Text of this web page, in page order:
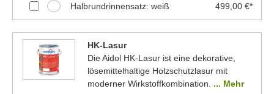
Halbrundrinnensatz: weiß
499,00 €*
HK-Lasur
Die Aidol HK-Lasur ist eine dekorative,
lösemittelhaltige Holzschutzlasur mit
moderner Wirkstoffkombination. ... Mehr